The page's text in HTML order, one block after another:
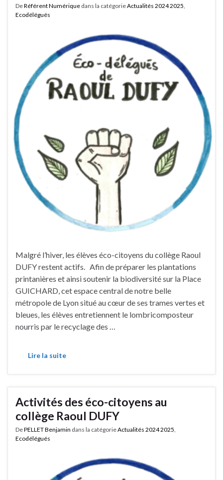
DeRéférent Numérique dans la catégorieActualités 2024 2025,
Ecodélégués
Malgré l’hiver, les élèves éco-citoyens du collège Raoul
DUFY restent actifs. Afin de préparer les plantations
printanières et ainsi soutenir la biodiversité sur la Place
GUICHARD, cet espace central de notre belle
métropole de Lyon situé au cœur de ses trames vertes et
bleues, les élèves entretiennent le lombricomposteur
nourris par le recyclage des …
Lire la suite
Activités des éco-citoyens au
collège Raoul DUFY
DePELLET Benjamin dans la catégorieActualités 2024 2025,
Ecodélégués